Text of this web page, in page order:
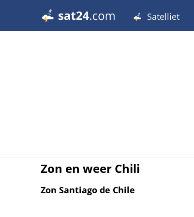
Satelliet
Zon en weer Chili
Zon Santiago de Chile